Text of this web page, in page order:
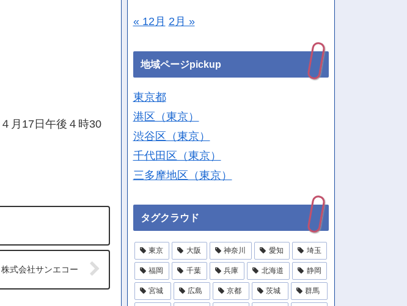
月17日午後４時30
株式会社サンエコー
« 12月 2月 »
地域ページpickup
東京都
港区（東京）
渋谷区（東京）
千代田区（東京）
三多摩地区（東京）
タグクラウド
東京 大阪 神奈川 愛知 埼玉
福岡 千葉 兵庫 北海道 静岡
宮城 広島 京都 茨城 群馬